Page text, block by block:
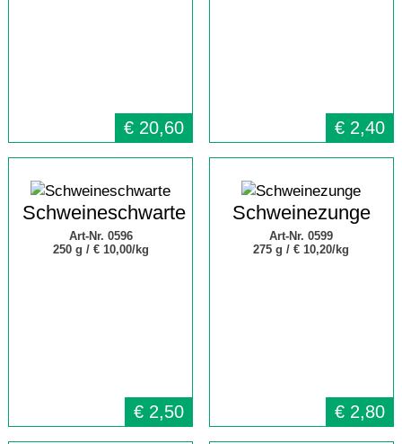
€ 20,60 € 2,40
Schweineschwarte
Art-Nr. 0596
250 g / € 10,00/kg
€ 2,50
Schweinezunge
Art-Nr. 0599
275 g /€ 10,20/kg
€ 2,80